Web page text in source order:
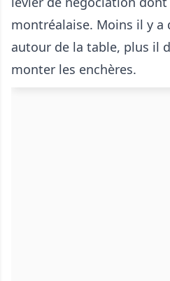
montréalaise. Moins il y
autour de la table, plus il
monter les enchères.